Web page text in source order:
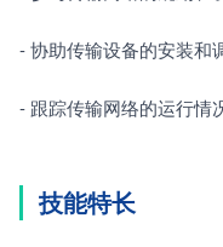
- 协助传输设备的安装和
- 跟踪传输网络的运行情
技能特长